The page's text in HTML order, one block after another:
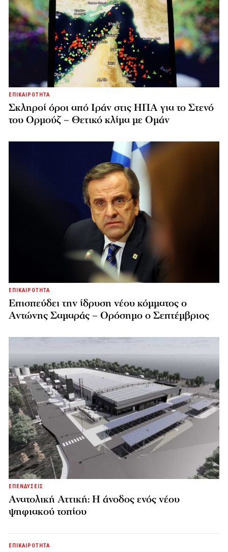
ΕΠΙΚΑΙΡΟΤΗΤΑ
Σκληροί όροι από Ιράν στις ΗΠΑ για το Στενό
του Ορμούζ – Θετικό κλίμα με Ομάν
ΕΠΙΚΑΙΡΟΤΗΤΑ
Επισπεύδει την ίδρυση νέου κόμματος o
Αντώνης Σαμαράς – Ορόσημο ο Σεπτέμβριος
ΕΠΕΝΔΥΣΕΙΣ
Ανατολική Αττική: Η άνοδος ενός νέου
ψηφιακού τοπίου
ΕΠΙΚΑΙΡΟΤΗΤΑ